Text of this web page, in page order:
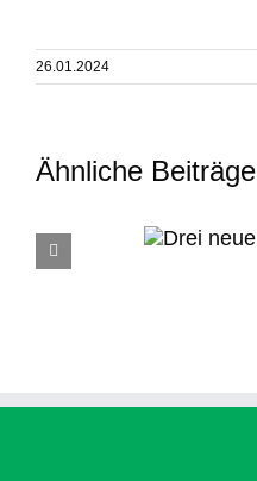
26.01.2024
Ähnliche Beiträge